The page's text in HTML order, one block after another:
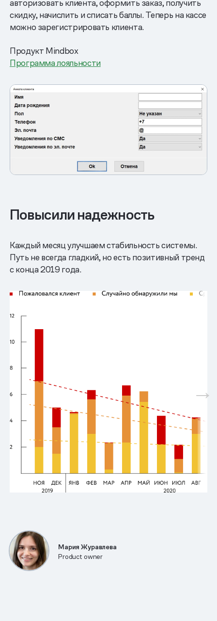
авторизовать клиента, оформить заказ, получить
скидку, начислить и списать баллы. Теперь на кассе
можно зарегистрировать клиента.
Продукт Mindbox
Программа лояльности
Повысили надежность
Каждый месяц улучшаем стабильность системы.
Путь не всегда гладкий, но есть позитивный тренд
с конца 2019 года.
Мария Журавлева
Product owner